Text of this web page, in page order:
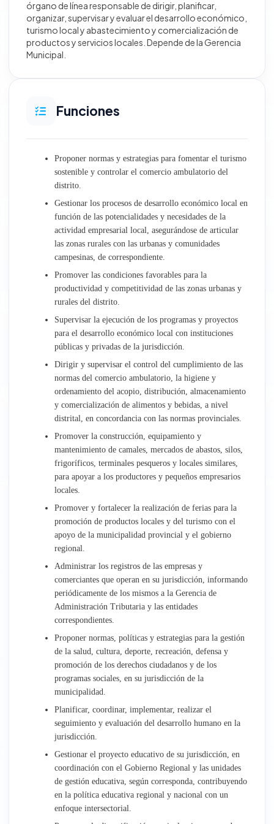
Desarrollo Territorial e Infraestructura
Obras
Desarrollo Económico Social
Atención al Ciudadano y Gestión Documentaria
Trámite Documentario
Archivo Central
Administración
Recursos Humanos
Asesoría Jurídica
Empresa Aguas de Talavera
órgano de línea responsable de dirigir, planificar,
organizar, supervisar y evaluar el desarrollo económico,
turismo local y abastecimiento y comercialización de
productos y servicios locales. Depende de la Gerencia
Municipal.
Funciones
Proponer normas y estrategias para fomentar el turismo
sostenible y controlar el comercio ambulatorio del
distrito.
Gestionar los procesos de desarrollo económico local en
función de las potencialidades y necesidades de la
actividad empresarial local, asegurándose de articular
las zonas rurales con las urbanas y comunidades
campesinas, de correspondiente.
Promover las condiciones favorables para la
productividad y competitividad de las zonas urbanas y
rurales del distrito.
Supervisar la ejecución de los programas y proyectos
para el desarrollo económico local con instituciones
públicas y privadas de la jurisdicción.
Dirigir y supervisar el control del cumplimiento de las
normas del comercio ambulatorio, la higiene y
ordenamiento del acopio, distribución, almacenamiento
y comercialización de alimentos y bebidas, a nivel
distrital, en concordancia con las normas provinciales.
Promover la construcción, equipamiento y
mantenimiento de camales, mercados de abastos, silos,
frigoríficos, terminales pesqueros y locales similares,
para apoyar a los productores y pequeños empresarios
locales.
Promover y fortalecer la realización de ferias para la
promoción de productos locales y del turismo con el
apoyo de la municipalidad provincial y el gobierno
regional.
Administrar los registros de las empresas y
comerciantes que operan en su jurisdicción, informando
periódicamente de los mismos a la Gerencia de
Administración Tributaria y las entidades
correspondientes.
Proponer normas, políticas y estrategias para la gestión
de la salud, cultura, deporte, recreación, defensa y
promoción de los derechos ciudadanos y de los
programas sociales, en su jurisdicción de la
municipalidad.
Planificar, coordinar, implementar, realizar el
seguimiento y evaluación del desarrollo humano en la
jurisdicción.
Gestionar el proyecto educativo de su jurisdicción, en
coordinación con el Gobierno Regional y las unidades
de gestión educativa, según corresponda, contribuyendo
en la política educativa regional y nacional con un
enfoque intersectorial.